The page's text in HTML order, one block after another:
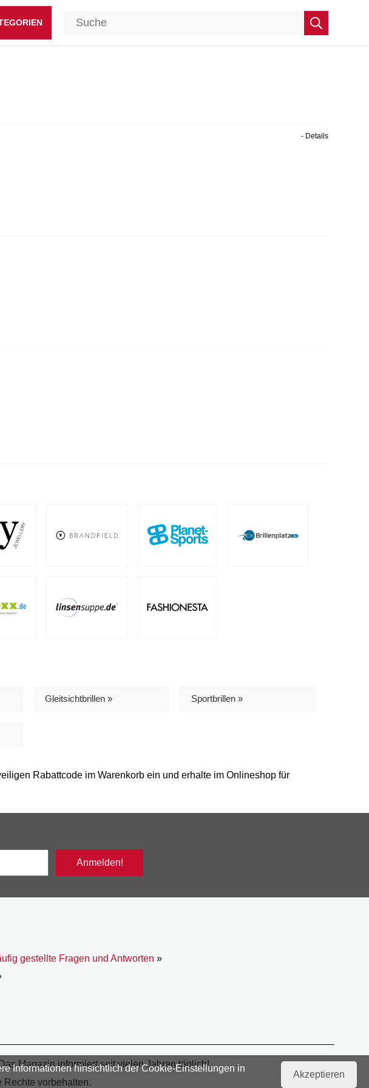
- Details
Gleitsichtbrillen » Sportbrillen »
Rabattcode im Warenkorb ein und erhalte im Onlineshop für
Anmelden!
gestellte Fragen und Antworten »
Magazin informiert seit vielen Jahren täglich!
vorbehalten.
Informationen hinsichtlich der Cookie-Einstellungen in
Akzeptieren